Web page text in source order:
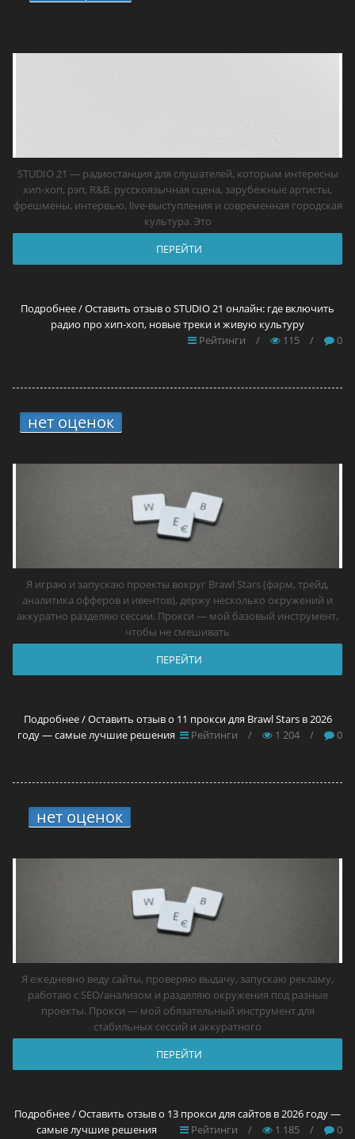
STUDIO 21 — радиостанция для слушателей, которым интересны
хип-хоп, рэп, R&B, русскоязычная сцена, зарубежные артисты,
фрешмены, интервью, live-выступления и современная городская
культура. Это
ПЕРЕЙТИ
Подробнее / Оставить отзыв о STUDIO 21 онлайн: где включить
радио про хип-хоп, новые треки и живую культуру
Рейтинги
/ 115 / 0
нет оценок
Я играю и запускаю проекты вокруг Brawl Stars (фарм, трейд,
аналитика офферов и ивентов), держу несколько окружений и
аккуратно разделяю сессии. Прокси — мой базовый инструмент,
чтобы не смешивать
ПЕРЕЙТИ
Подробнее / Оставить отзыв о 11 прокси для Brawl Stars в 2026
году — самые лучшие решения
Рейтинги / 1 204 / 0
нет оценок
Я ежедневно веду сайты, проверяю выдачу, запускаю рекламу,
работаю с SEO/анализом и разделяю окружения под разные
проекты. Прокси — мой обязательный инструмент для
стабильных сессий и аккуратного
ПЕРЕЙТИ
Подробнее / Оставить отзыв о 13 прокси для сайтов в 2026 году —
самые лучшие решения
Рейтинги / 1 185 / 0